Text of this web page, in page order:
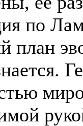
по
план